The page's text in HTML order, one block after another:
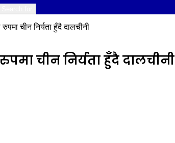
चीन निर्यता हुँदै दालचीनी
चीन निर्यता हुँदै दालचीनी